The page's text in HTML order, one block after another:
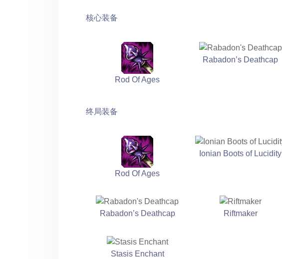
核心装备
Rod Of Ages
Rabadon’s Deathcap
终局装备
Rod Of Ages
Ionian Boots of Lucidity
Rabadon’s Deathcap Riftmaker
Stasis Enchant